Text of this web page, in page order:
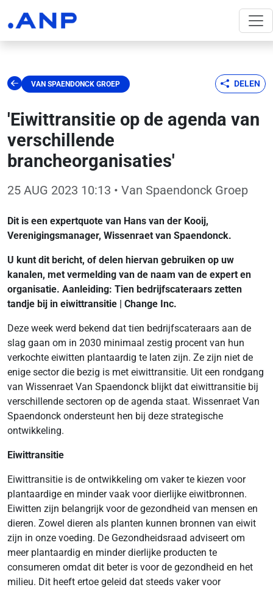
VAN SPAENDONCK GROEP DELEN
'Eiwittransitie op de agenda van
verschillende
brancheorganisaties'
25 AUG 2023 10:13 • Van Spaendonck Groep
Dit is een expertquote van Hans van der Kooij,
Verenigingsmanager, Wissenraet van Spaendonck.
U kunt dit bericht, of delen hiervan gebruiken op uw
kanalen, met vermelding van de naam van de expert en
organisatie. Aanleiding: Tien bedrijfscateraars zetten
tandje bij in eiwittransitie | Change Inc.
Deze week werd bekend dat tien bedrijfscateraars aan de
slag gaan om in 2030 minimaal zestig procent van hun
verkochte eiwitten plantaardig te laten zijn. Ze zijn niet de
enige sector die bezig is met eiwittransitie. Uit een rondgang
van Wissenraet Van Spaendonck blijkt dat eiwittransitie bij
verschillende sectoren op de agenda staat. Wissenraet Van
Spaendonck ondersteunt hen bij deze strategische
ontwikkeling.
Eiwittransitie
Eiwittransitie is de ontwikkeling om vaker te kiezen voor
plantaardige en minder vaak voor dierlijke eiwitbronnen.
Eiwitten zijn belangrijk voor de gezondheid van mensen en
dieren. Zowel dieren als planten kunnen bronnen van eiwit
zijn in onze voeding. De Gezondheidsraad adviseert om
meer plantaardig en minder dierlijke producten te
consumeren omdat dit beter is voor de gezondheid en het
milieu. Dit heeft ertoe geleid dat steeds vaker voor